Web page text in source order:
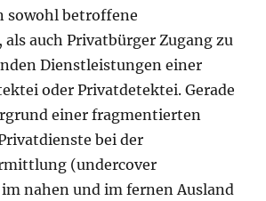
sowohl betroffene
auch Privatbürger Zugang zu
Dienstleistungen einer
oder Privatdetektei. Gerade
einer fragmentierten
bei der
(undercover
nahen und im fernen Ausland